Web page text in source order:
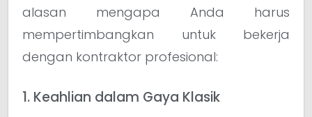
alasan mengapa Anda harus
mempertimbangkan untuk bekerja
dengan kontraktor profesional:
1. Keahlian dalam Gaya Klasik